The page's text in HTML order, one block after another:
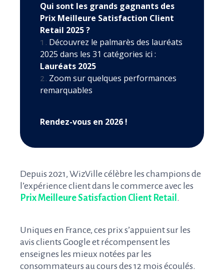
Qui sont les grands gagnants des
Prix Meilleure Satisfaction Client
Retail 2025 ?
Découvrez le palmarès des lauréats
2025 dans les 31 catégories ici :
Lauréats 2025
Zoom sur quelques performances
remarquables
Rendez-vous en 2026 !
Depuis 2021, WizVille célèbre les champions de
l’expérience client dans le commerce avec les
Prix Meilleure Satisfaction Client Retail .
Uniques en France, ces prix s’appuient sur les
avis clients Google et récompensent les
enseignes les mieux notées par les
consommateurs au cours des 12 mois écoulés.